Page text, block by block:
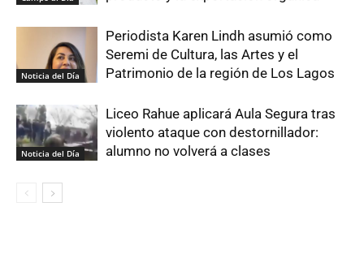
Noticia del Día
Periodista Karen Lindh asumió como
Seremi de Cultura, las Artes y el
Patrimonio de la región de Los Lagos
Noticia del Día
Liceo Rahue aplicará Aula Segura tras
violento ataque con destornillador:
alumno no volverá a clases